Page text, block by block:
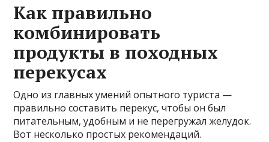
Как правильно
комбинировать
продукты в походных
перекусах
Одно из главных умений опытного туриста —
правильно составить перекус, чтобы он был
питательным, удобным и не перегружал желудок.
Вот несколько простых рекомендаций.